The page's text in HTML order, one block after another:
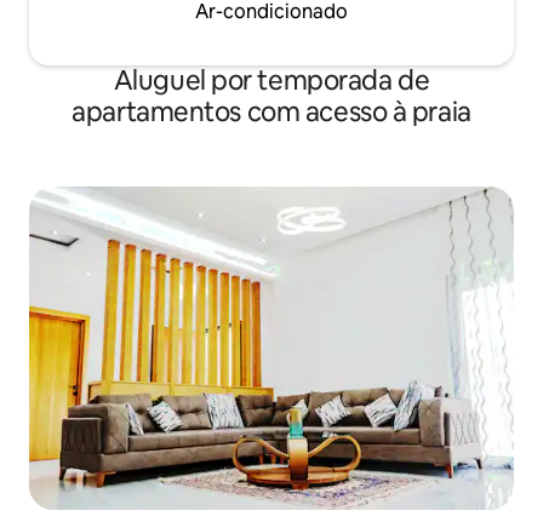
Ar-condicionado
Aluguel por temporada de
apartamentos com acesso à praia